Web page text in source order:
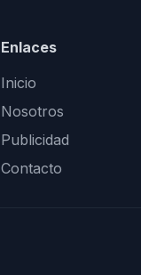
Enlaces
Inicio
Nosotros
Publicidad
Contacto